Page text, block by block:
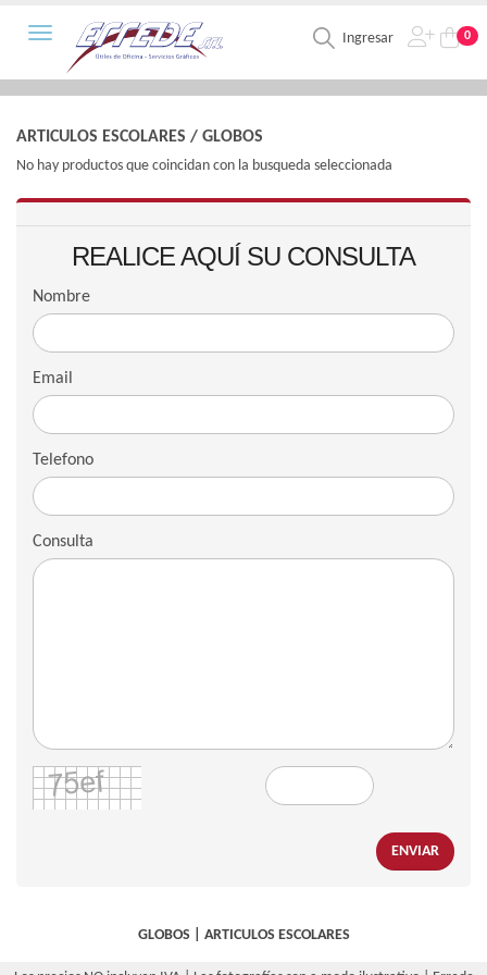
Ingresar 0
Toggle navigation
ARTICULOS ESCOLARES / GLOBOS
No hay productos que coincidan con la busqueda seleccionada
REALICE AQUÍ SU CONSULTA
Nombre
Email
Telefono
Consulta
ENVIAR
GLOBOS ARTICULOS ESCOLARES